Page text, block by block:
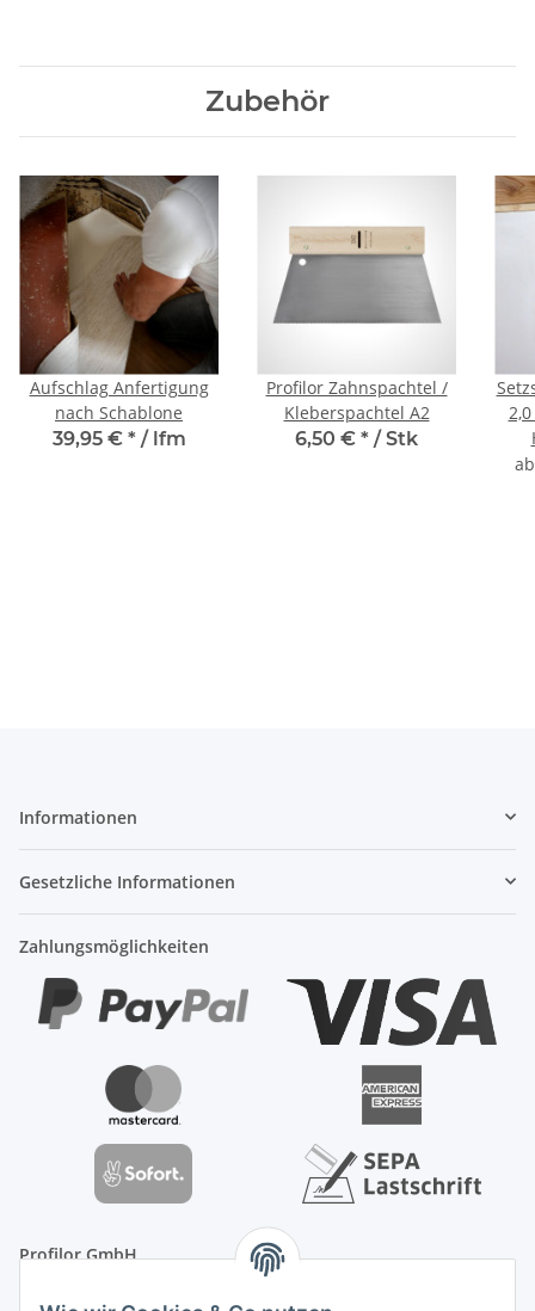
Zubehör
Aufschlag Anfertigung
nach Schablone
39,95 € */ lfm
Profilor Zahnspachtel /
Kleberspachtel A2
6,50 € * / Stk
Informationen
Gesetzliche Informationen
Zahlungsmöglichkeiten
Profilor GmbH
OdF.Platz 2